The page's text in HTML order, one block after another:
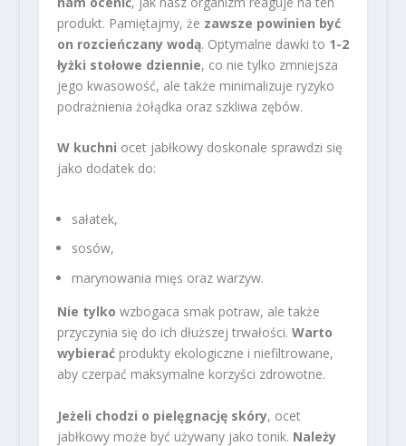
produkt. Pamiętajmy, że zawsze powinien być
on rozcieńczany wodą. Optymalne dawki to 1-2
łyżki stołowe dziennie, co nie tylko zmniejsza
jego kwasowość, ale także minimalizuje ryzyko
podrażnienia żołądka oraz szkliwa zębów.
W kuchni ocet jabłkowy doskonale sprawdzi się
jako dodatek do:
sałatek,
sosów,
marynowania mięs oraz warzyw.
Nie tylko wzbogaca smak potraw, ale także
przyczynia się do ich dłuższej trwałości. Warto
wybieraćprodukty ekologiczne i niefiltrowane,
aby czerpać maksymalne korzyści zdrowotne.
Jeżeli chodzi o pielęgnację skóry, ocet
jabłkowy może być używany jako tonik. Należy